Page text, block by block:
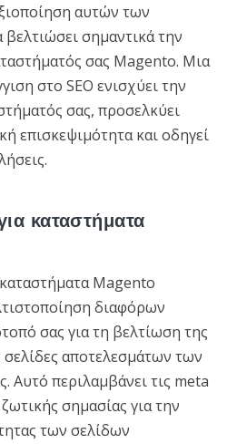
αυτών των
σημαντικά την
σας Magento. Μια
στο SEO ενισχύει την
σας, προσελκύει
επισκεψιμότητα και οδηγεί
καταστήματα
Magento
διαφόρων
σας για τη βελτίωση της
σελίδες αποτελεσμάτων των
Αυτό περιλαμβάνει τις meta
σημασίας για την
των σελίδων